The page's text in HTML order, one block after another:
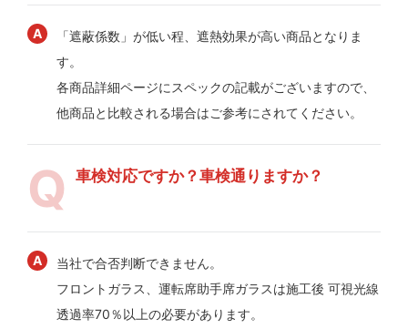
「遮蔽係数」が低い程、遮熱効果が高い商品となりま
す。
各商品詳細ページにスペックの記載がございますので、
他商品と比較される場合はご参考にされてください。
車検対応ですか？車検通りますか？
当社で合否判断できません。
フロントガラス、運転席助手席ガラスは施工後 可視光線
透過率70％以上の必要があります。